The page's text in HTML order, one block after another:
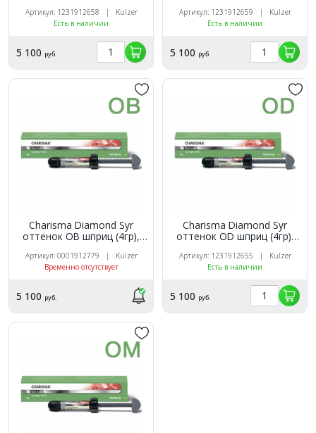
Артикул: 1231912658 | Kulzer
Есть в наличии
5 100 руб.
Артикул: 1231912659 | Kulzer
Есть в наличии
5 100 руб.
Charisma Diamond Syr
оттенок OB шприц (4гр),
Артикул: 0001912779 | Kulzer
Временно отсутствует
5 100 руб.
Charisma Diamond Syr
оттенок OD шприц (4гр),
Артикул: 1231912655 | Kulzer
Есть в наличии
5 100 руб.